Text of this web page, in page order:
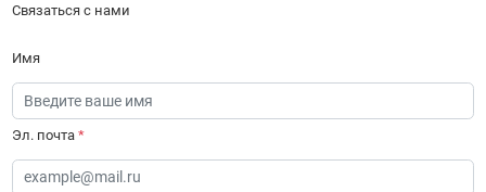
Связаться с нами
Имя
Эл. почта *